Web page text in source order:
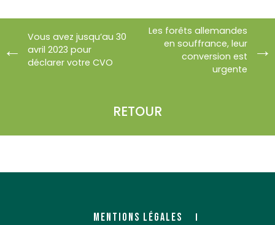
Vous avez jusqu’au 30
avril 2023 pour
déclarer votre CVO
RETOUR
Les forêts allemandes
en souffrance, leur
conversion est
urgente
MENTIONS LÉGALES